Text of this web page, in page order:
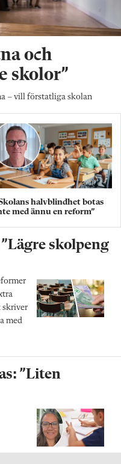
och
skolor”
– vill förstatliga skolan
halvblindhet botas
med ännu en reform”
skolpeng
skriver
med
”Liten